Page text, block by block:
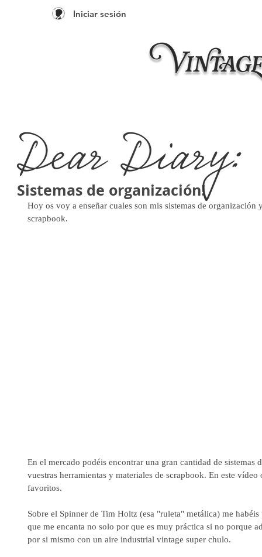
Iniciar sesión
Sistemas de organización!
Hoy os voy a enseñar cuales son mis sistemas de
scrapbook.
En el mercado podéis encontrar una gran cantidad de
vuestras herramientas y materiales de scrapbook. En este
favoritos.
Sobre el Spinner de Tim Holtz (esa "ruleta" metálica) me
que me encanta no solo por que es muy práctica si no porque
por si mismo con un aire industrial vintage super chulo.